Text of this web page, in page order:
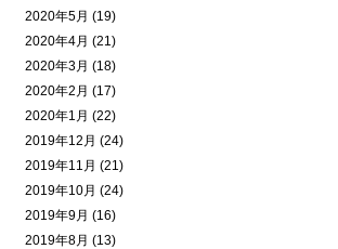
2020年5月 (19)
2020年4月 (21)
2020年3月 (18)
2020年2月 (17)
2020年1月 (22)
2019年12月 (24)
2019年11月 (21)
2019年10月 (24)
2019年9月 (16)
2019年8月 (13)